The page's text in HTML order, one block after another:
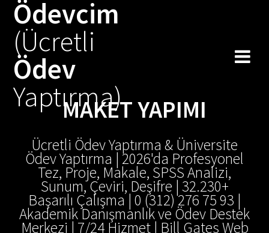
Ödevcim
(Ücretli
Ödev
Yaptırma)
MAKET YAPIMI
Ücretli Ödev Yaptırma & Üniversite
Ödev Yaptırma | 2026'da Profesyonel
Tez, Proje, Makale, SPSS Analizi,
Sunum, Çeviri, Deşifre | 32.230+
Başarılı Çalışma | 0 (312) 276 75 93 |
Akademik Danışmanlık ve Ödev Destek
Merkezi | 7/24 Hizmet | Bill Gates Web